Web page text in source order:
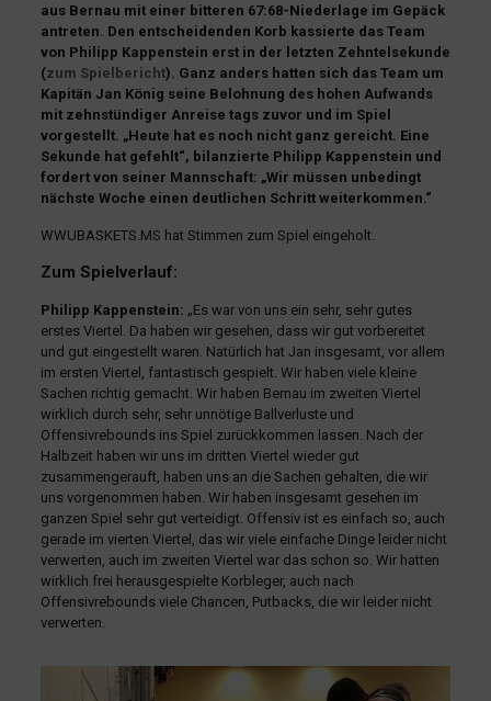
aus Bernau mit einer bitteren 67:68-Niederlage im Gepäck
antreten. Den entscheidenden Korb kassierte das Team
von Philipp Kappenstein erst in der letzten Zehntelsekunde
(zum Spielbericht). Ganz anders hatten sich das Team um
Kapitän Jan König seine Belohnung des hohen Aufwands
mit zehnstündiger Anreise tags zuvor und im Spiel
vorgestellt. „Heute hat es noch nicht ganz gereicht. Eine
Sekunde hat gefehlt“, bilanzierte Philipp Kappenstein und
fordert von seiner Mannschaft: „Wir müssen unbedingt
nächste Woche einen deutlichen Schritt weiterkommen.“
WWUBASKETS.MS hat Stimmen zum Spiel eingeholt.
Zum Spielverlauf:
Philipp Kappenstein: „Es war von uns ein sehr, sehr gutes
erstes Viertel. Da haben wir gesehen, dass wir gut vorbereitet
und gut eingestellt waren. Natürlich hat Jan insgesamt, vor allem
im ersten Viertel, fantastisch gespielt. Wir haben viele kleine
Sachen richtig gemacht. Wir haben Bernau im zweiten Viertel
wirklich durch sehr, sehr unnötige Ballverluste und
Offensivrebounds ins Spiel zurückkommen lassen. Nach der
Halbzeit haben wir uns im dritten Viertel wieder gut
zusammengerauft, haben uns an die Sachen gehalten, die wir
uns vorgenommen haben. Wir haben insgesamt gesehen im
ganzen Spiel sehr gut verteidigt. Offensiv ist es einfach so, auch
gerade im vierten Viertel, das wir viele einfache Dinge leider nicht
verwerten, auch im zweiten Viertel war das schon so. Wir hatten
wirklich frei herausgespielte Korbleger, auch nach
Offensivrebounds viele Chancen, Putbacks, die wir leider nicht
verwerten.